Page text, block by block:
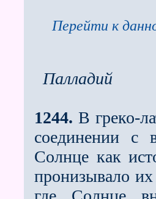
Перейти к
Палладий
1244. В греко-
соединении с
Солнце как
пронизывало